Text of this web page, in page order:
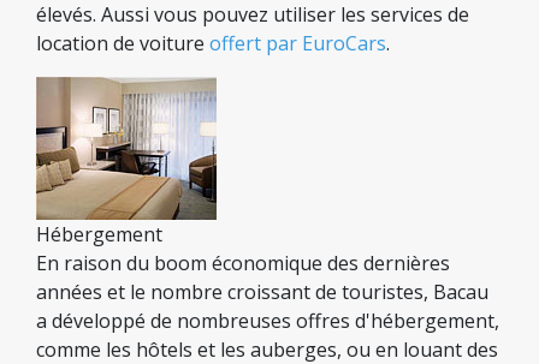
élevés. Aussi vous pouvez utiliser les services de
location de voiture offert par EuroCars.
Hébergement
En raison du boom économique des dernières
années et le nombre croissant de touristes, Bacau
a développé de nombreuses offres d'hébergement,
comme les hôtels et les auberges, ou en louant des